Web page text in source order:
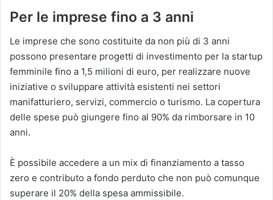
Per le imprese fino a 3 anni
Le imprese che sono costituite da non più di 3 anni
possono presentare progetti di investimento per la startup
femminile fino a 1,5 milioni di euro, per realizzare nuove
iniziative o sviluppare attività esistenti nei settori
manifatturiero, servizi, commercio o turismo. La copertura
delle spese può giungere fino al 90% da rimborsare in 10
anni.
È possibile accedere a un mix di finanziamento a tasso
zero e contributo a fondo perduto che non può comunque
superare il 20% della spesa ammissibile.